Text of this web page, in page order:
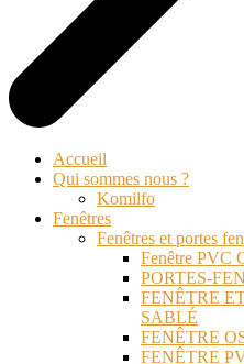
Accueil
Qui sommes nous ?
Komilfo
Fenêtres
Fenêtres et portes
Fenêtre PVC
PORTES-
FENÊTRE
SABLÉ
FENÊTRE
FENÊTRE